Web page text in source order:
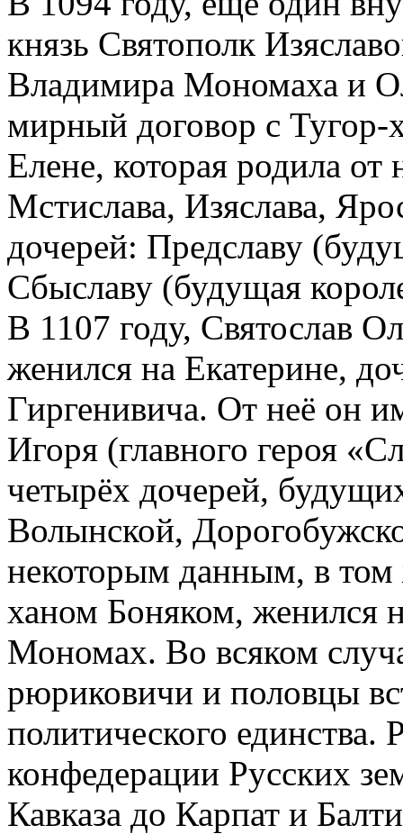
князь Святополк
Владимира Мономаха и
мирный договор с Тугор-
Елене, которая родила
Мстислава, Изяслава,
дочерей: Предславу
Сбыславу (будущая
В 1107 году, Святослав
женился на Екатерине,
Гиргенивича. От неё он
Игоря (главного героя
четырёх дочерей,
Волынской,
некоторым данным, в том
ханом Боняком, женился
Мономах. Во всяком
рюриковичи и половцы
политического
конфедерации Русских
Кавказа до Карпат и